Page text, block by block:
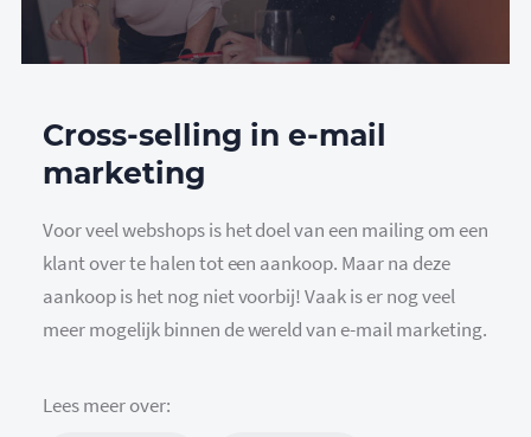
Cross-selling in e-mail
marketing
Voor veel webshops is het doel van een mailing om een
klant over te halen tot een aankoop. Maar na deze
aankoop is het nog niet voorbij! Vaak is er nog veel
meer mogelijk binnen de wereld van e-mail marketing.
Lees meer over: